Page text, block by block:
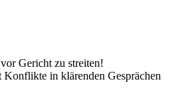
Gericht zu streiten!
in klärenden Gesprächen